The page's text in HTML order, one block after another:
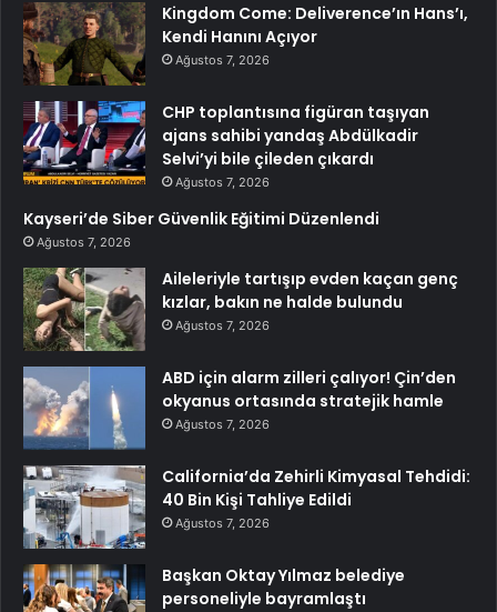
Kingdom Come: Deliverence’ın Hans’ı,
Kendi Hanını Açıyor
Ağustos 7, 2026
CHP toplantısına figüran taşıyan
ajans sahibi yandaş Abdülkadir
Selvi’yi bile çileden çıkardı
Ağustos 7, 2026
Kayseri’de Siber Güvenlik Eğitimi Düzenlendi
Ağustos 7, 2026
Aileleriyle tartışıp evden kaçan genç
kızlar, bakın ne halde bulundu
Ağustos 7, 2026
ABD için alarm zilleri çalıyor! Çin’den
okyanus ortasında stratejik hamle
Ağustos 7, 2026
California’da Zehirli Kimyasal Tehdidi:
40 Bin Kişi Tahliye Edildi
Ağustos 7, 2026
Başkan Oktay Yılmaz belediye
personeliyle bayramlaştı